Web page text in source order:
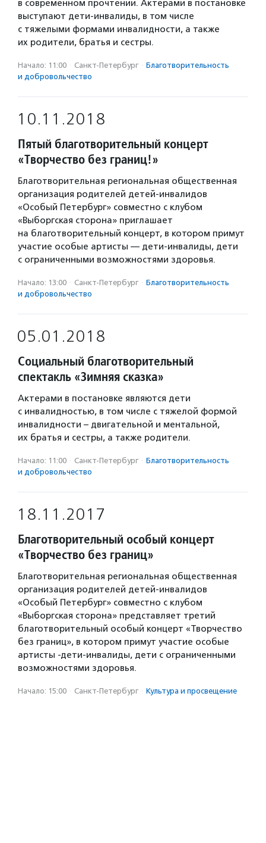
в современном прочтении. Актерами в постановке
выступают дети-инвалиды, в том числе
с тяжелыми формами инвалидности, а также
их родители, братья и сестры.
Начало: 11:00 · Санкт-Петербург · Благотвори­тель­ность
и доброволь­чест­во
10.11.2018
Пятый благотворительный концерт
«Творчество без границ!»
Благотворительная региональная общественная
организация родителей детей-инвалидов
«Особый Петербург» совместно с клубом
«Выборгская сторона» приглашает
на благотворительный концерт, в котором примут
участие особые артисты — дети-инвалиды, дети
с ограниченными возможностями здоровья.
Начало: 13:00 · Санкт-Петербург · Благотвори­тель­ность
и доброволь­чест­во
05.01.2018
Социальный благотворительный
спектакль «Зимняя сказка»
Актерами в постановке являются дети
с инвалидностью, в том числе с тяжелой формой
инвалидности – двигательной и ментальной,
их братья и сестры, а также родители.
Начало: 11:00 · Санкт-Петербург · Благотвори­тель­ность
и доброволь­чест­во
18.11.2017
Благотворительный особый концерт
«Творчество без границ»
Благотворительная региональная общественная
организация родителей детей-инвалидов
«Особый Петербург» совместно с клубом
«Выборгская сторона» представляет третий
благотворительный особый концерт «Творчество
без границ», в котором примут участие особые
артисты -дети-инвалиды, дети с ограниченными
возможностями здоровья.
Начало: 15:00 · Санкт-Петербург · Культура и просвещение